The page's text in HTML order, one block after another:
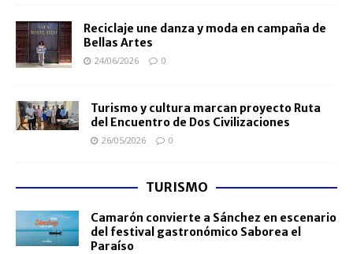
Reciclaje une danza y moda en campaña de
Bellas Artes
24/06/2026 0
Turismo y cultura marcan proyecto Ruta
del Encuentro de Dos Civilizaciones
26/05/2026 0
TURISMO
Camarón convierte a Sánchez en escenario
del festival gastronómico Saborea el
Paraíso